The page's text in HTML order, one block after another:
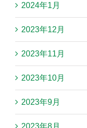
2024年1月
2023年12月
2023年11月
2023年10月
2023年9月
2023年8月